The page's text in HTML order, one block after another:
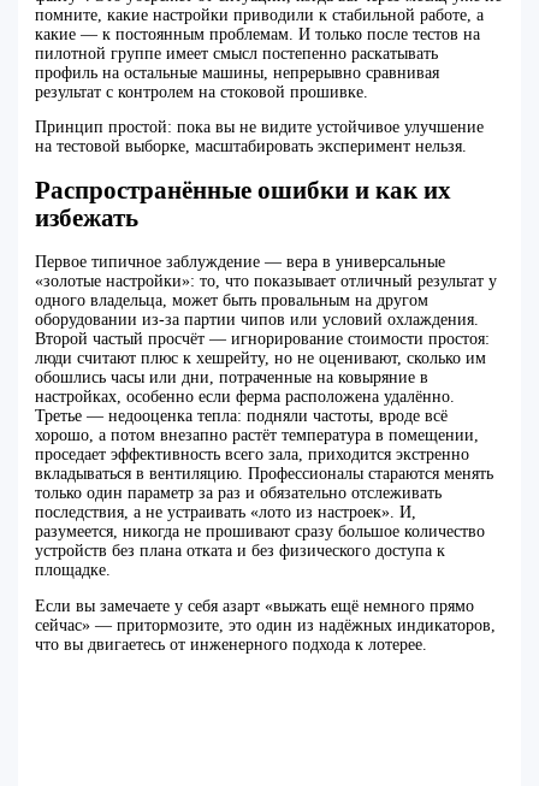
помните, какие настройки приводили к стабильной работе, а
какие — к постоянным проблемам. И только после тестов на
пилотной группе имеет смысл постепенно раскатывать
профиль на остальные машины, непрерывно сравнивая
результат с контролем на стоковой прошивке.
Принцип простой: пока вы не видите устойчивое улучшение
на тестовой выборке, масштабировать эксперимент нельзя.
Распространённые ошибки и как их
избежать
Первое типичное заблуждение — вера в универсальные
«золотые настройки»: то, что показывает отличный результат у
одного владельца, может быть провальным на другом
оборудовании из‑за партии чипов или условий охлаждения.
Второй частый просчёт — игнорирование стоимости простоя:
люди считают плюс к хешрейту, но не оценивают, сколько им
обошлись часы или дни, потраченные на ковыряние в
настройках, особенно если ферма расположена удалённо.
Третье — недооценка тепла: подняли частоты, вроде всё
хорошо, а потом внезапно растёт температура в помещении,
проседает эффективность всего зала, приходится экстренно
вкладываться в вентиляцию. Профессионалы стараются менять
только один параметр за раз и обязательно отслеживать
последствия, а не устраивать «лото из настроек». И,
разумеется, никогда не прошивают сразу большое количество
устройств без плана отката и без физического доступа к
площадке.
Если вы замечаете у себя азарт «выжать ещё немного прямо
сейчас» — притормозите, это один из надёжных индикаторов,
что вы двигаетесь от инженерного подхода к лотерее.